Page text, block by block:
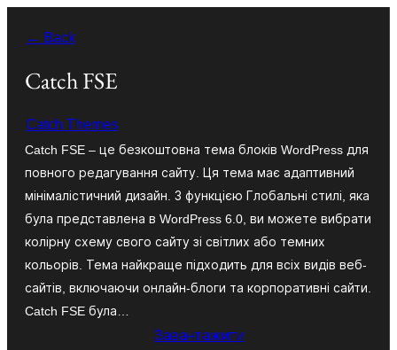
вмісту
← Back
Catch FSE
Catch Themes
Catch FSE – це безкоштовна тема блоків WordPress для
повного редагування сайту. Ця тема має адаптивний
мінімалістичний дизайн. З функцією Глобальні стилі, яка
була представлена в WordPress 6.0, ви можете вибрати
колірну схему свого сайту зі світлих або темних
кольорів. Тема найкраще підходить для всіх видів веб-
сайтів, включаючи онлайн-блоги та корпоративні сайти.
Catch FSE була…
Завантажити